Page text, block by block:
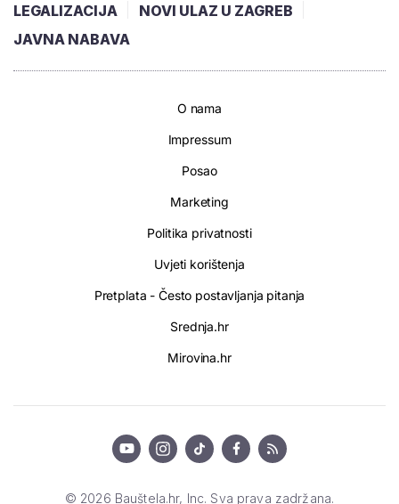
LEGALIZACIJA
NOVI ULAZ U ZAGREB
JAVNA NABAVA
O nama
Impressum
Posao
Marketing
Politika privatnosti
Uvjeti korištenja
Pretplata - Često postavljanja pitanja
Srednja.hr
Mirovina.hr
© 2026 Bauštela.hr, Inc. Sva prava zadržana.